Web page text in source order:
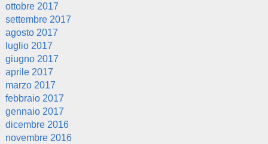
ottobre 2017
settembre 2017
agosto 2017
luglio 2017
giugno 2017
aprile 2017
marzo 2017
febbraio 2017
gennaio 2017
dicembre 2016
novembre 2016